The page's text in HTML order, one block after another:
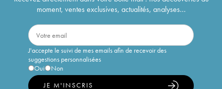
moment, ventes exclusives, actualités, analyses...
J'accepte le suivi de mes emails afin de recevoir des
suggestions personnalisées
Oui
Non
JE M'INSCRIS